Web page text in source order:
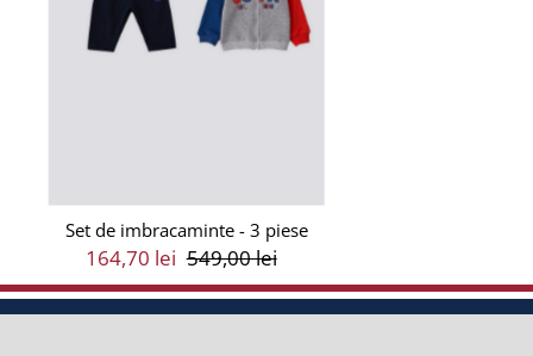
Set de imbracaminte - 3 piese
Preț
Vânzare
164,70 lei Preț
Întreg
549,00 lei